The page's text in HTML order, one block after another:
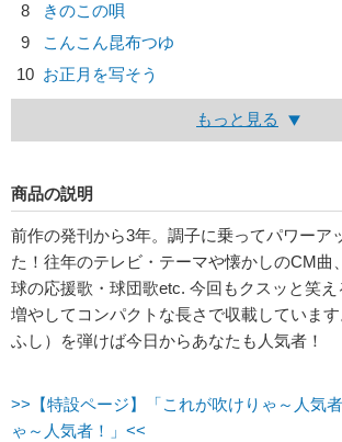
8
きのこの唄
9
こんこん昆布つゆ
10 お正月を写そう
もっと見る
商品の説明
前作の発刊から3年。調子に乗ってパワーア
た！往年のテレビ・テーマや懐かしのCM曲
球の応援歌・球団歌etc. 今回もクスッと笑
増やしてコンパクトな長さで収載していま
ふし）を弾けば今日からあなたも人気者！
>>【特設ページ】「これが吹けりゃ～人気
ゃ～人気者！」<<